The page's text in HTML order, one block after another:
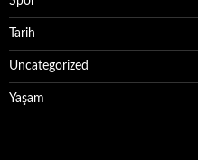
Tarih
Uncategorized
Yaşam